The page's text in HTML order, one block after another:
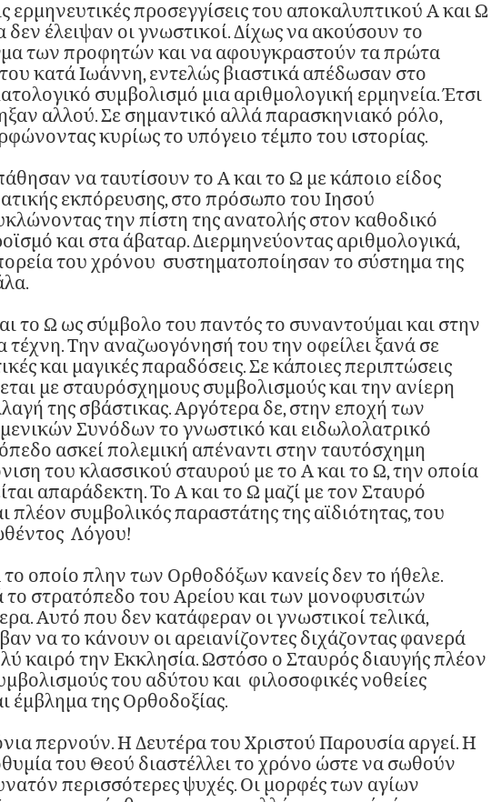
ερμηνευτικές προσεγγίσεις του αποκαλυπτικού Α και Ω
δεν έλειψαν οι γνωστικοί. Δίχως να ακούσουν το
των προφητών και να αφουγκραστούν τα πρώτα
κατά Ιωάννη, εντελώς βιαστικά απέδωσαν στο
συμβολισμό μια αριθμολογική ερμηνεία. Έτσι
αλλού. Σε σημαντικό αλλά παρασκηνιακό ρόλο,
κυρίως το υπόγειο τέμπο του ιστορίας.
να ταυτίσουν το Α και το Ω με κάποιο είδος
εκπόρευσης, στο πρόσωπο του Ιησού
την πίστη της ανατολής στον καθοδικό
και στα άβαταρ. Διερμηνεύοντας αριθμολογικά,
του χρόνου συστηματοποίησαν το σύστημα της
το Ω ως σύμβολο του παντός το συναντούμαι και στην
τέχνη. Την αναζωογόνησή του την οφείλει ξανά σε
και μαγικές παραδόσεις. Σε κάποιες περιπτώσεις
με σταυρόσχημους συμβολισμούς και την ανίερη
της σβάστικας. Αργότερα δε, στην εποχή των
Συνόδων το γνωστικό και ειδωλολατρικό
ασκεί πολεμική απέναντι στην ταυτόσχημη
του κλασσικού σταυρού με το Α και το Ω, την οποία
απαράδεκτη. Το Α και το Ω μαζί με τον Σταυρό
πλέον συμβολικός παραστάτης της αϊδιότητας, του
Λόγου!
οποίο πλην των Ορθοδόξων κανείς δεν το ήθελε.
το στρατόπεδο του Αρείου και των μονοφυσιτών
Αυτό που δεν κατάφεραν οι γνωστικοί τελικά,
να το κάνουν οι αρειανίζοντες διχάζοντας φανερά
καιρό την Εκκλησία. Ωστόσο ο Σταυρός διαυγής πλέον
του αδύτου και φιλοσοφικές νοθείες
έμβλημα της Ορθοδοξίας.
περνούν. Η Δευτέρα του Χριστού Παρουσία αργεί. Η
του Θεού διαστέλλει το χρόνο ώστε να σωθούν
περισσότερες ψυχές. Οι μορφές των αγίων